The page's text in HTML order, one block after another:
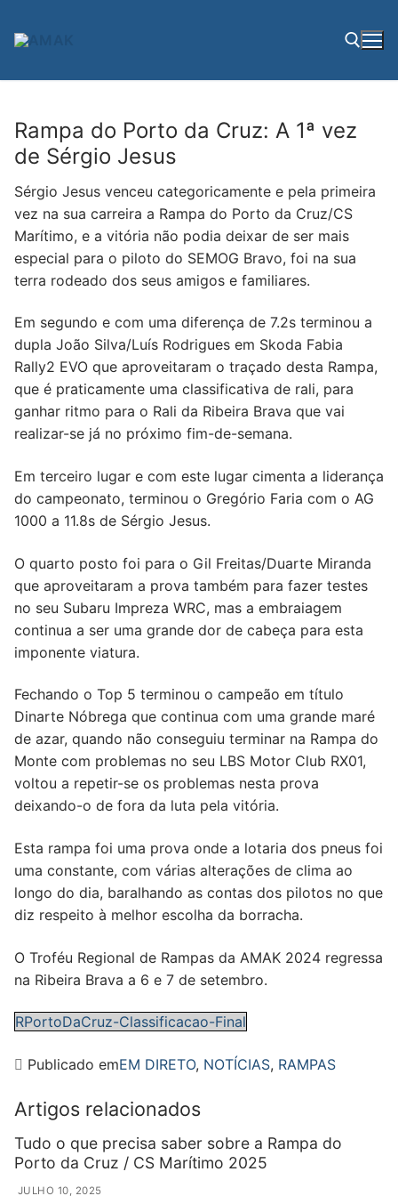
para
Rampa do Porto da Cruz: A 1ª vez
de Sérgio Jesus
Sérgio Jesus venceu categoricamente e pela primeira
vez na sua carreira a Rampa do Porto da Cruz/CS
Marítimo, e a vitória não podia deixar de ser mais
especial para o piloto do SEMOG Bravo, foi na sua
terra rodeado dos seus amigos e familiares.
Em segundo e com uma diferença de 7.2s terminou a
dupla João Silva/Luís Rodrigues em Skoda Fabia
Rally2 EVO que aproveitaram o traçado desta Rampa,
que é praticamente uma classificativa de rali, para
ganhar ritmo para o Rali da Ribeira Brava que vai
realizar-se já no próximo fim-de-semana.
Em terceiro lugar e com este lugar cimenta a liderança
do campeonato, terminou o Gregório Faria com o AG
1000 a 11.8s de Sérgio Jesus.
O quarto posto foi para o Gil Freitas/Duarte Miranda
que aproveitaram a prova também para fazer testes
no seu Subaru Impreza WRC, mas a embraiagem
continua a ser uma grande dor de cabeça para esta
imponente viatura.
Fechando o Top 5 terminou o campeão em título
Dinarte Nóbrega que continua com uma grande maré
de azar, quando não conseguiu terminar na Rampa do
Monte com problemas no seu LBS Motor Club RX01,
voltou a repetir-se os problemas nesta prova
deixando-o de fora da luta pela vitória.
Esta rampa foi uma prova onde a lotaria dos pneus foi
uma constante, com várias alterações de clima ao
longo do dia, baralhando as contas dos pilotos no que
diz respeito à melhor escolha da borracha.
O Troféu Regional de Rampas da AMAK 2024 regressa
na Ribeira Brava a 6 e 7 de setembro.
RPortoDaCruz-Classificacao-Final
Publicado emEM DIRETO, NOTÍCIAS, RAMPAS
Artigos relacionados
Tudo o que precisa saber sobre a Rampa do
Porto da Cruz / CS Marítimo 2025
JULHO 10, 2025